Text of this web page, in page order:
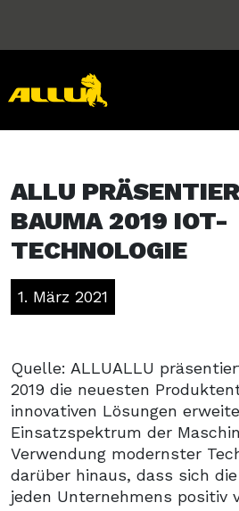
content
ALLU
BAUMA 2019 IOT-
TECHNOLOGIE
1. März 2021
Quelle: ALLUALLU
2019 die neuesten
innovativen Lösungen
Einsatzspektrum der
Verwendung modernster
darüber hinaus, dass sich
jeden Unternehmens positiv